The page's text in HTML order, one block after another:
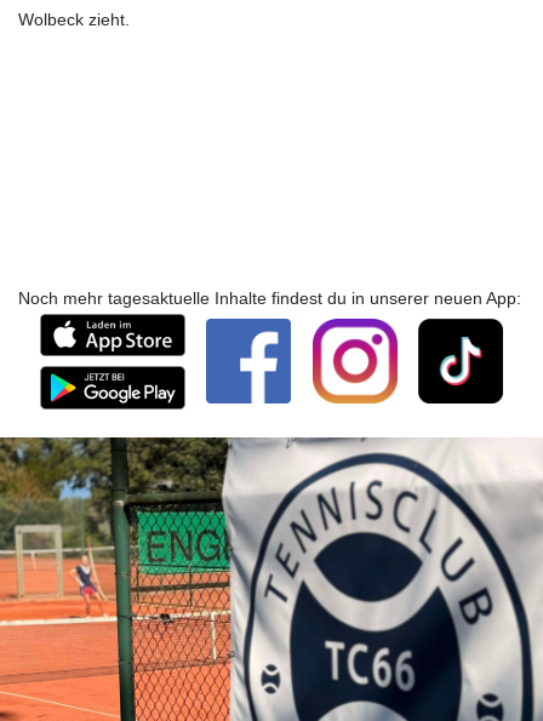
Wolbeck zieht.
Noch mehr tagesaktuelle Inhalte findest du in unserer neuen App: